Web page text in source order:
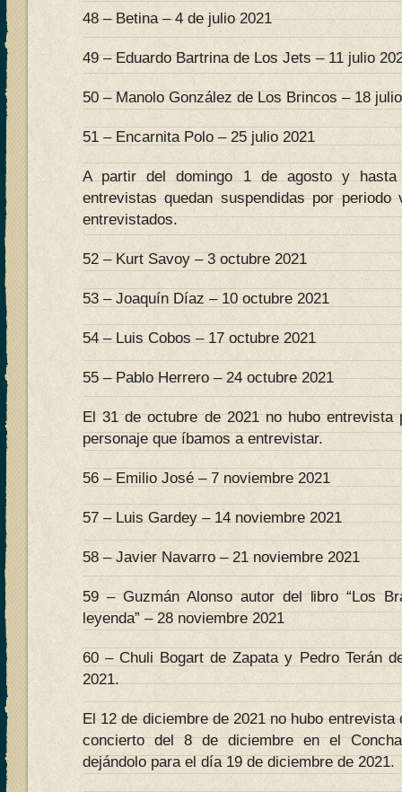
48 – Betina – 4 de julio 2021
49 – Eduardo Bartrina de Los Jets – 11 julio
50 – Manolo González de Los Brincos – 18
51 – Encarnita Polo – 25 julio 2021
A partir del domingo 1 de agosto y
entrevistas quedan suspendidas por
entrevistados.
52 – Kurt Savoy – 3 octubre 2021
53 – Joaquín Díaz – 10 octubre 2021
54 – Luis Cobos – 17 octubre 2021
55 – Pablo Herrero – 24 octubre 2021
El 31 de octubre de 2021 no hubo entrevista
personaje que íbamos a entrevistar.
56 – Emilio José – 7 noviembre 2021
57 – Luis Gardey – 14 noviembre 2021
58 – Javier Navarro – 21 noviembre 2021
59 – Guzmán Alonso autor del libro “Los
leyenda” – 28 noviembre 2021
60 – Chuli Bogart de Zapata y Pedro Terán
2021.
El 12 de diciembre de 2021 no hubo
concierto del 8 de diciembre en el
dejándolo para el día 19 de diciembre de 2021.